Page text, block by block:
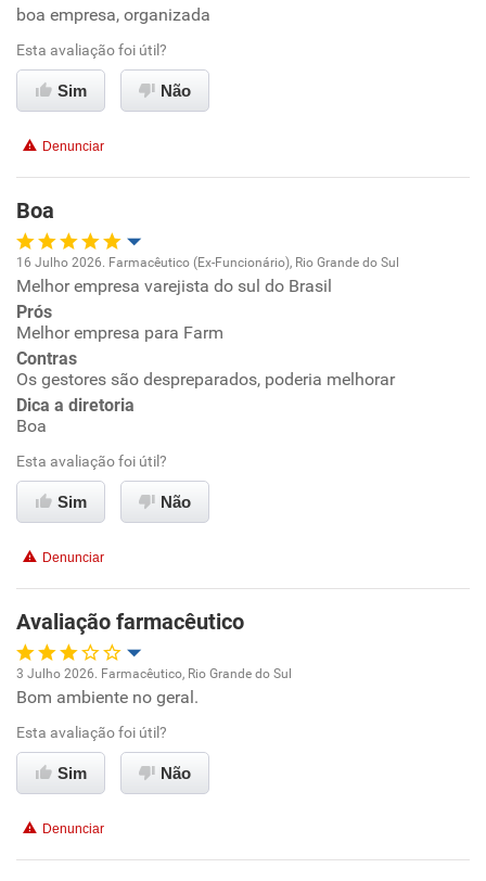
Oportunidade de promoção
Ambiente de trabalho
Benefícios
Recomenda esta empresa
Recomenda a diretoria
boa empresa, organizada
Esta avaliação foi útil?
Sim Não
Denunciar
Boa
Oportunidade de promoção
Ambiente de trabalho
Conciliação com a vida familiar
Recomenda esta empresa
16 Julho 2026. Farmacêutico (Ex-Funcionário), Rio Grande do Sul
Melhor empresa varejista do sul do Brasil
Prós
Melhor empresa para Farm
Contras
Os gestores são despreparados, poderia melhorar
Dica a diretoria
Boa
Esta avaliação foi útil?
Sim Não
Denunciar
Avaliação farmacêutico
Oportunidade de promoção
Ambiente de trabalho
Benefícios
3 Julho 2026. Farmacêutico, Rio Grande do Sul
Bom ambiente no geral.
Esta avaliação foi útil?
Sim Não
Denunciar